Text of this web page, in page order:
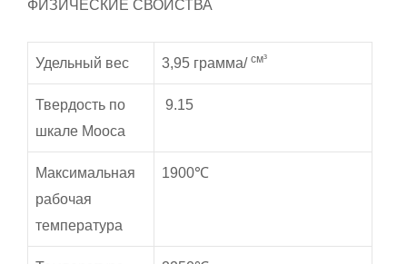
ФИЗИЧЕСКИЕ СВОЙСТВА
Удельный вес 3,95 грамма/ см³
Твердость по
шкале Мооса
9.15
Максимальная
рабочая
температура
1900℃